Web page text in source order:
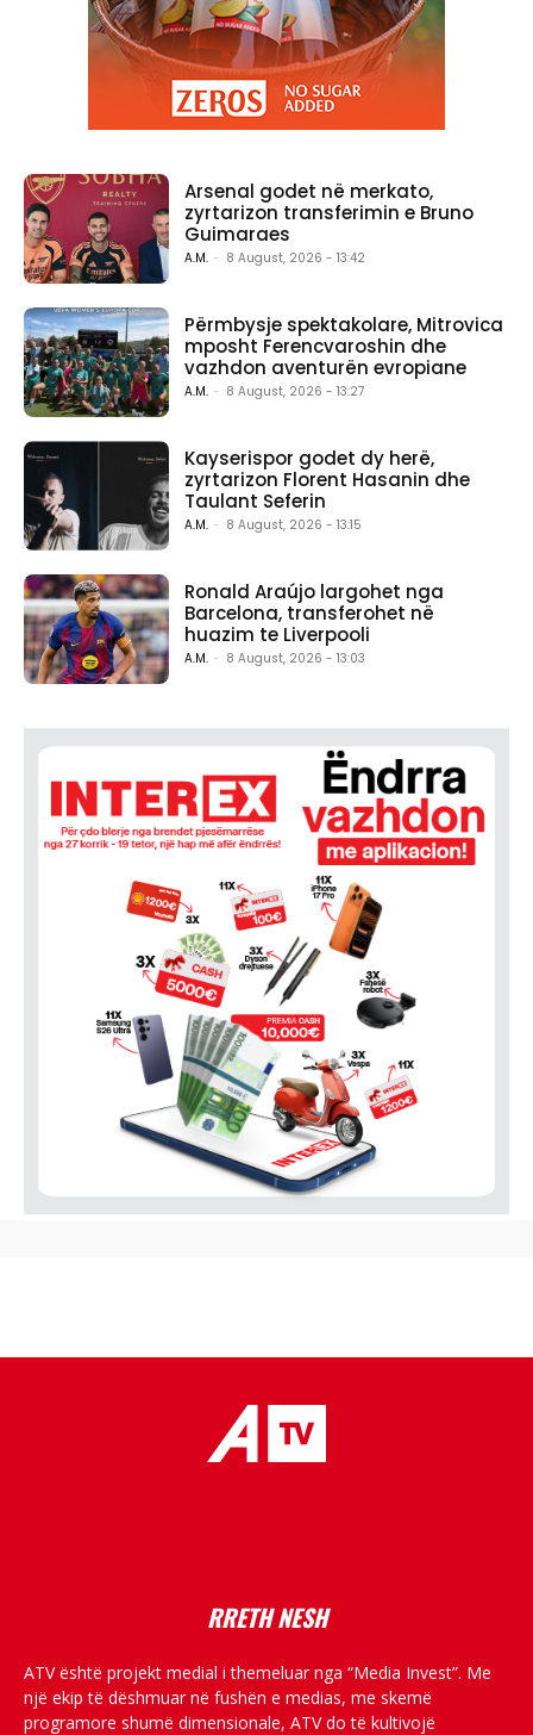
Arsenal godet në merkato,
zyrtarizon transferimin e Bruno
Guimaraes
A.M. - 8 August, 2026 - 13:42
Përmbysje spektakolare, Mitrovica
mposht Ferencvaroshin dhe
vazhdon aventurën evropiane
A.M. - 8 August, 2026 - 13:27
Kayserispor godet dy herë,
zyrtarizon Florent Hasanin dhe
Taulant Seferin
A.M. - 8 August, 2026 - 13:15
Ronald Araújo largohet nga
Barcelona, transferohet në
huazim te Liverpooli
A.M. - 8 August, 2026 - 13:03
RRETH NESH
ATV është projekt medial i themeluar nga “Media Invest”. Me
një ekip të dëshmuar në fushën e medias, me skemë
programore shumë dimensionale, ATV do të kultivojë